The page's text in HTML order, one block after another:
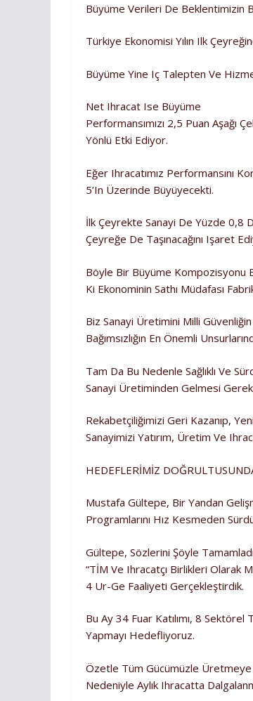
Büyüme Verileri De Beklentimizin
Türkiye Ekonomisi Yılın Ilk
Büyüme Yine Iç Talepten Ve
Net Ihracat Ise Büyüme
Performansımızı 2,5 Puan Aşağı
Yönlü Etki Ediyor.
Eğer Ihracatımız Performansını
5’in Üzerinde Büyüyecekti.
İlk Çeyrekte Sanayi De Yüzde 0,8
Çeyreğe De Taşınacağını Işaret
Böyle Bir Büyüme Kompozisyonu
Ki Ekonominin Sathı Müdafası
Biz Sanayi Üretimini Milli
Bağımsızlığın En Önemli
Tam Da Bu Nedenle Sağlıklı Ve
Sanayi Üretiminden Gelmesi
Rekabetçiliğimizi Geri Kazanıp,
Sanayimizi Yatırım, Üretim Ve
HEDEFLERİMİZ
Mustafa Gültepe, Bir Yandan
Programlarını Hız Kesmeden
Gültepe, Sözlerini Şöyle
“TİM Ve Ihracatçı Birlikleri Olarak
4 Ur-Ge Faaliyeti Gerçekleştirdik.
Bu Ay 34 Fuar Katılımı, 8
Yapmayı Hedefliyoruz.
Özetle Tüm Gücümüzle
Nedeniyle Aylık Ihracatta